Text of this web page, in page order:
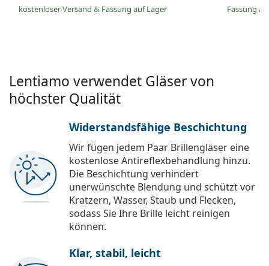
kostenloser Versand & Fassung auf Lager Fassung
Lentiamo verwendet Gläser von
höchster Qualität
Widerstandsfähige Beschichtung
Wir fügen jedem Paar Brillengläser eine
kostenlose Antireflexbehandlung hinzu.
Die Beschichtung verhindert
unerwünschte Blendung und schützt vor
Kratzern, Wasser, Staub und Flecken,
sodass Sie Ihre Brille leicht reinigen
können.
Klar, stabil, leicht